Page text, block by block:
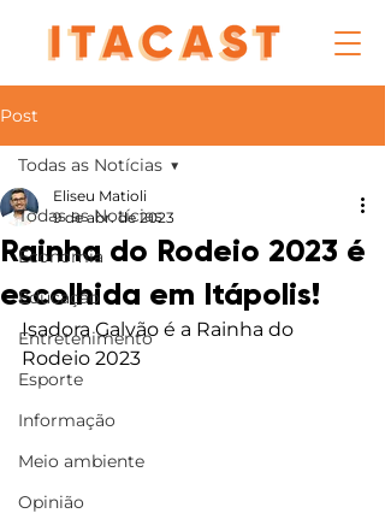
Post
Todas as Notícias
Economia
Educação
Entretenimento
Esporte
Informação
Meio ambiente
Opinião
Todas as Notícias
Rainha do Rodeio 2023 é
escolhida em Itápolis!
Eliseu Matioli
9 de abr. de 2023
Isadora Galvão é a Rainha do
Rodeio 2023